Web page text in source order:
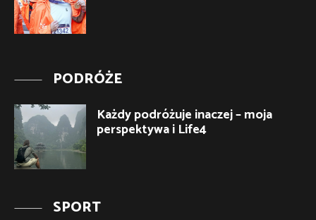
PODRÓŻE
Każdy podróżuje inaczej – moja
perspektywa i Life4
SPORT